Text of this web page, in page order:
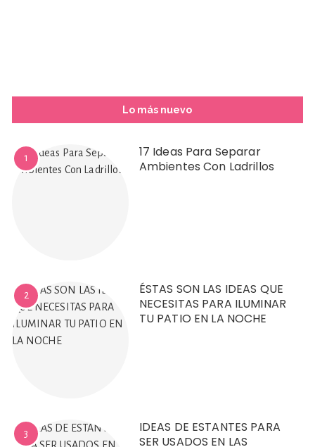
Lo más nuevo
1
17 Ideas Para Separar
Ambientes Con Ladrillos
2
ÉSTAS SON LAS IDEAS QUE
NECESITAS PARA ILUMINAR
TU PATIO EN LA NOCHE
3
IDEAS DE ESTANTES PARA
SER USADOS EN LAS